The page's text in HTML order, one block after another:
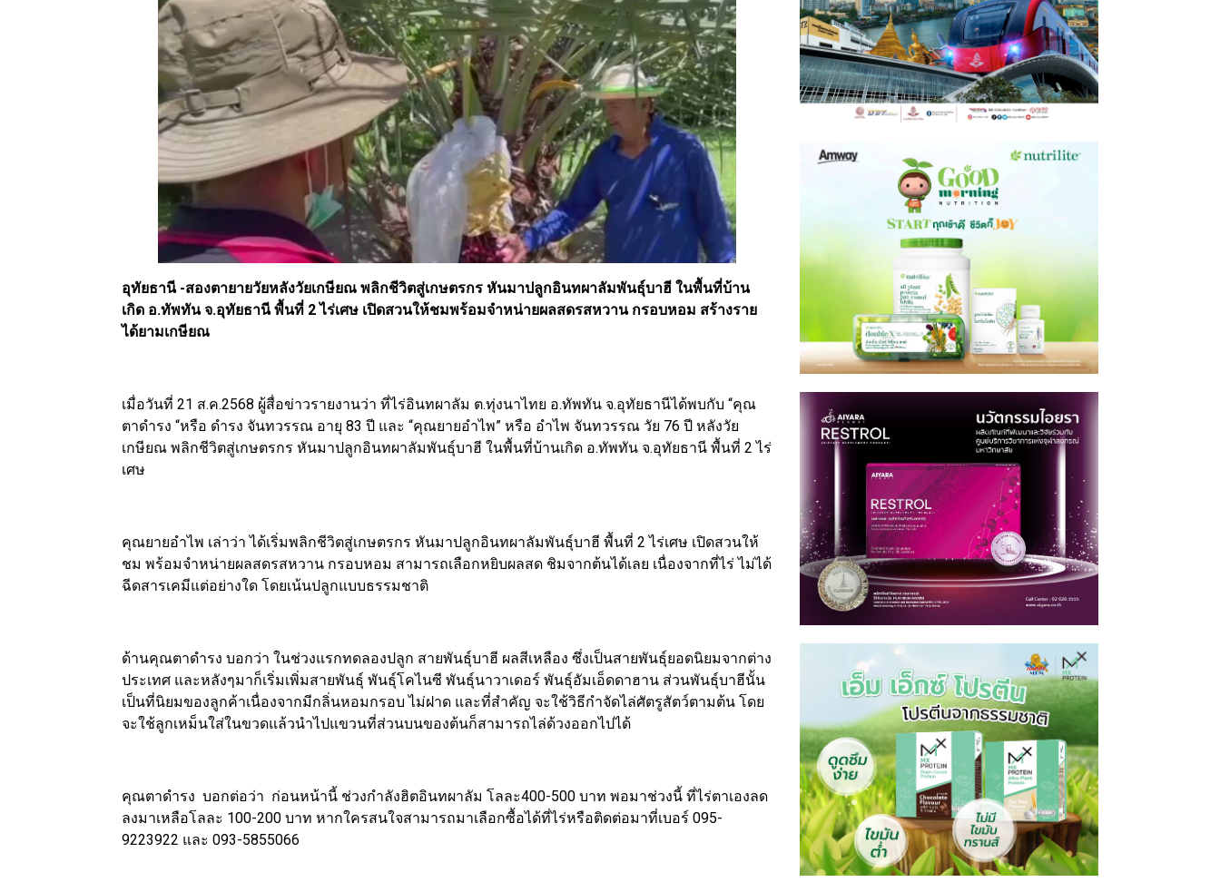
อุทัยธานี -สองตายายวัยหลังวัยเกษียณ พลิกชีวิตสู่เกษตรกร หันมาปลูกอินทผาลัมพันธุ์บาฮี ในพื้นที่บ้าน
เกิด อ.ทัพทัน จ.อุทัยธานี พื้นที่ 2 ไร่เศษ เปิดสวนให้ชมพร้อมจำหน่ายผลสดรสหวาน กรอบหอม สร้างราย
ได้ยามเกษียณ
เมื่อวันที่ 21 ส.ค.2568 ผู้สื่อข่าวรายงานว่า ที่ไร่อินทผาลัม ต.ทุ่งนาไทย อ.ทัพทัน จ.อุทัยธานีได้พบกับ “คุณ
ตาดำรง “หรือ ดำรง จันทวรรณ อายุ 83 ปี และ “คุณยายอำไพ” หรือ อำไพ จันทวรรณ วัย 76 ปี หลังวัย
เกษียณ พลิกชีวิตสู่เกษตรกร หันมาปลูกอินทผาลัมพันธุ์บาฮี ในพื้นที่บ้านเกิด อ.ทัพทัน จ.อุทัยธานี พื้นที่ 2 ไร่
เศษ
คุณยายอำไพ เล่าว่า ได้เริ่มพลิกชีวิตสู่เกษตรกร หันมาปลูกอินทผาลัมพันธุ์บาฮี พื้นที่ 2 ไร่เศษ เปิดสวนให้
ชม พร้อมจำหน่ายผลสดรสหวาน กรอบหอม สามารถเลือกหยิบผลสด ชิมจากต้นได้เลย เนื่องจากที่ไร่ ไม่ได้
ฉีดสารเคมีแต่อย่างใด โดยเน้นปลูกแบบธรรมชาติ
ด้านคุณตาดำรง บอกว่า ในช่วงแรกทดลองปลูก สายพันธุ์บาฮี ผลสีเหลือง ซึ่งเป็นสายพันธุ์ยอดนิยมจากต่าง
ประเทศ และหลังๆมาก็เริ่มเพิ่มสายพันธุ์ พันธุ์โคไนซี พันธุ์นาวาเดอร์ พันธุ์อัมเอ็ดดาฮาน ส่วนพันธุ์บาฮีนั้น
เป็นที่นิยมของลูกค้าเนื่องจากมีกลิ่นหอมกรอบ ไม่ฝาด และที่สำคัญ จะใช้วิธีกำจัดไล่ศัตรูสัตว์ตามต้น โดย
จะใช้ลูกเหม็นใส่ในขวดแล้วนำไปแขวนที่ส่วนบนของต้นก็สามารถไล่ด้วงออกไปได้
คุณตาดำรง บอกต่อว่า ก่อนหน้านี้ ช่วงกำลังฮิตอินทผาลัม โลละ400-500 บาท พอมาช่วงนี้ ที่ไร่ตาเองลด
ลงมาเหลือโลละ 100-200 บาท หากใครสนใจสามารถมาเลือกซื้อได้ที่ไร่หรือติดต่อมาที่เบอร์ 095-
9223922 และ 093-5855066